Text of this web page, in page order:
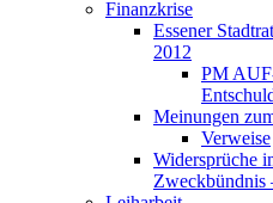
Finanzkrise
Essener
2012
PM
Meinungen
Verweise
Widersprüche
Zweckbündnis